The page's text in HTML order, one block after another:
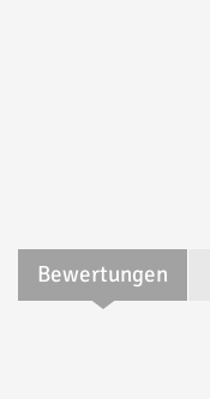
Bewertungen